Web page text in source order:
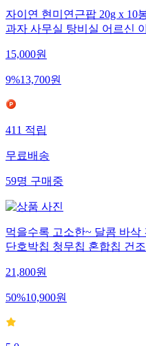
자이연 현미연근팝 20g x 10
과자 사무실 탕비실 어르신
15,000원
9%13,700원
411 적립
무료배송
59명 구매중
먹을수록 고소한~ 달콤 바삭
단호박칩 청무칩 혼합칩 건
21,800원
50%10,900원